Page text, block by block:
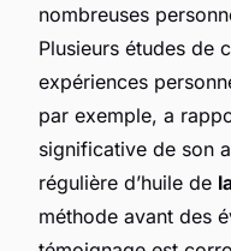
nombreuses
Plusieurs études de
expériences
par exemple, a
significative de son
régulière d’huile de
méthode avant des